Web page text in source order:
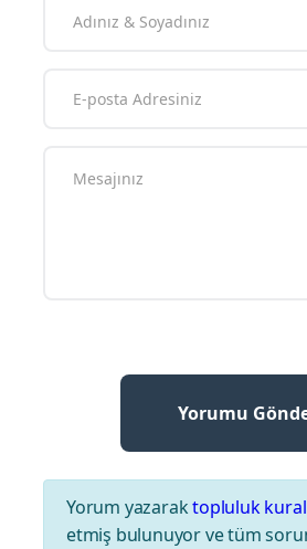
Yorum yazaraktopluluk
etmiş bulunuyor ve tüm